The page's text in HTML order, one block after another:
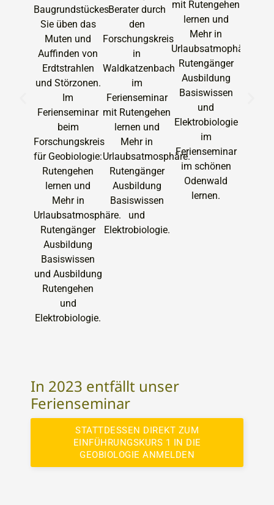
In 2023 entfällt unser
Ferienseminar
STATTDESSEN DIREKT ZUM
EINFÜHRUNGSKURS 1 IN DIE
GEOBIOLOGIE ANMELDEN